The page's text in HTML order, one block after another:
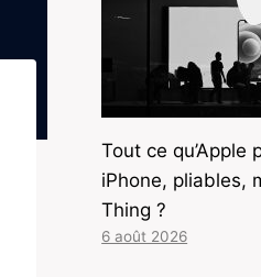
Tout ce qu’Apple
iPhone, pliables,
Thing ?
6 août 2026